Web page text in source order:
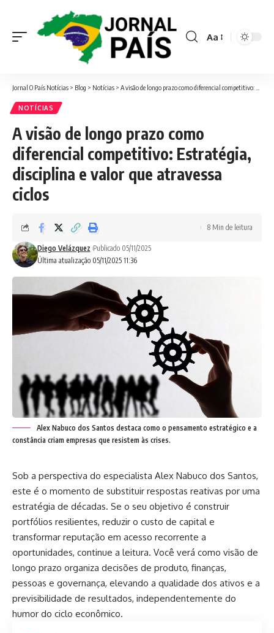
Font
Aa
Jornal O País Notícias > Blog > Notícias > A visão de longo prazo como diferencial competitivo: Estratégia, disciplina e valor que atravessa ciclos
NOTÍCIAS
A visão de longo prazo como
diferencial competitivo: Estratégia,
disciplina e valor que atravessa
ciclos
Última atualização 05/11/2025 11:36
Diego Velázquez Publicado 05/11/2025
8 Min de leitura
Alex Nabuco dos Santos destaca como o pensamento estratégico e a
constância criam empresas que resistem às crises.
Sob a perspectiva do especialista Alex Nabuco dos Santos,
este é o momento de substituir respostas reativas por uma
estratégia de décadas. Se o seu objetivo é construir
portfólios resilientes, reduzir o custo de capital e
transformar reputação em acesso recorrente a
oportunidades, continue a leitura. Você verá como visão de
longo prazo organiza decisões de produto, finanças,
pessoas e governança, elevando a qualidade dos ativos e a
previsibilidade de resultados, independentemente do
humor do ciclo econômico.